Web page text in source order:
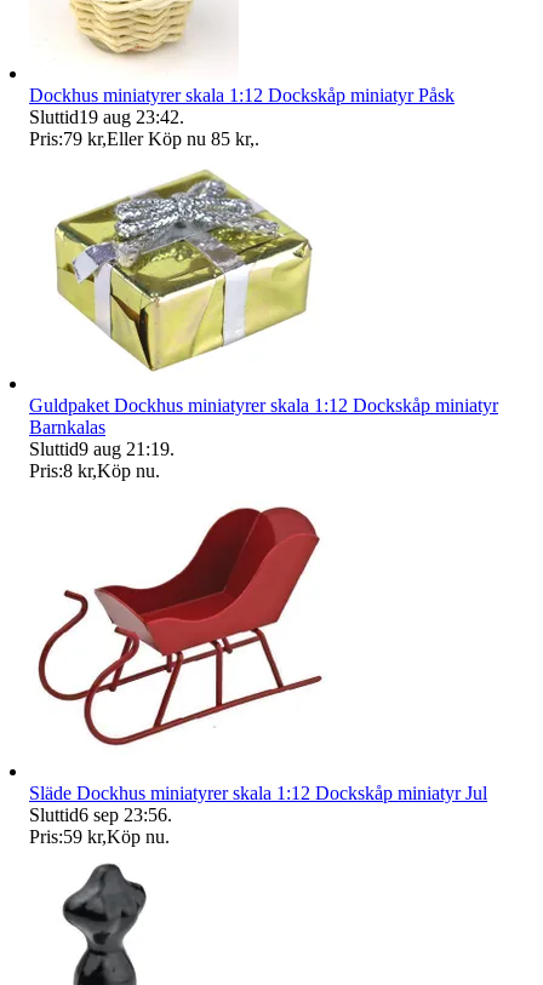
Dockhus miniatyrer skala 1:12 Dockskåp miniatyr Påsk
Sluttid19 aug 23:42.
Pris:79 kr,Eller Köp nu 85 kr,.
Guldpaket Dockhus miniatyrer skala 1:12 Dockskåp miniatyr
Barnkalas
Sluttid9 aug 21:19.
Pris:8 kr,Köp nu.
Släde Dockhus miniatyrer skala 1:12 Dockskåp miniatyr Jul
Sluttid6 sep 23:56.
Pris:59 kr,Köp nu.